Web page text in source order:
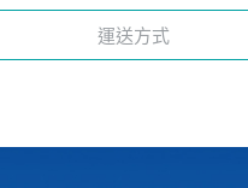
運送方式